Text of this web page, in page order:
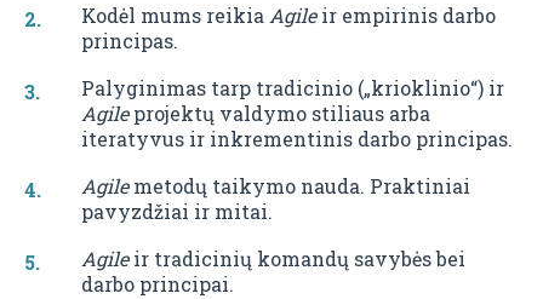
Kodėl mums reikia Agileir empirinis darbo
principas.
Palyginimas tarp tradicinio („krioklinio“) ir
Agileprojektų valdymo stiliaus arba
iteratyvus ir inkrementinis darbo principas.
Agilemetodų taikymo nauda. Praktiniai
pavyzdžiai ir mitai.
Agileir tradicinių komandų savybės bei
darbo principai.